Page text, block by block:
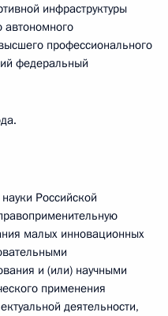
инфраструктуры
автономного
профессионального
федеральный
Российской
малых инновационных
и (или) научными
применения
деятельности,